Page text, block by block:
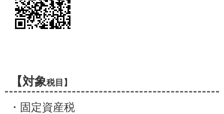
【対象税目】
・固定資産税